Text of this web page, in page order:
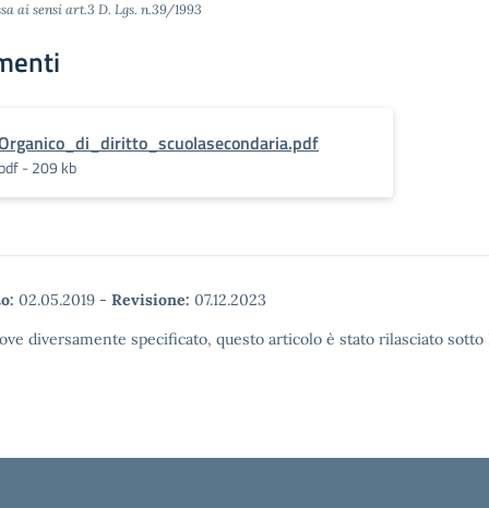
ai sensi art.3 D. Lgs. n.39/1993
- 209 kb
02.05.2019 - Revisione: 07.12.2023
diversamente specificato, questo articolo è stato rilasciato